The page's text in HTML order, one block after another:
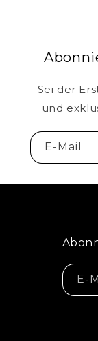
Sei der
und
E-Mail
E-